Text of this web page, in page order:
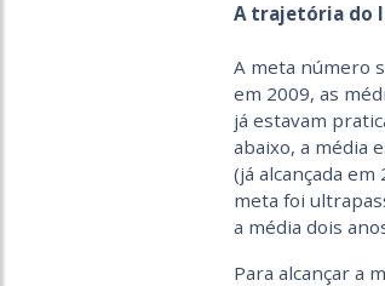
A trajetória do
A meta número
em 2009, as
já estavam
abaixo, a média
(já alcançada
meta foi
a média dois
Para alcançar a